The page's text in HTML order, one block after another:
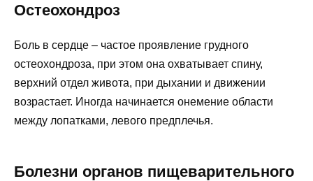
Остеохондроз
Боль в сердце – частое проявление грудного
остеохондроза, при этом она охватывает спину,
верхний отдел живота, при дыхании и движении
возрастает. Иногда начинается онемение области
между лопатками, левого предплечья.
Болезни органов пищеварительного